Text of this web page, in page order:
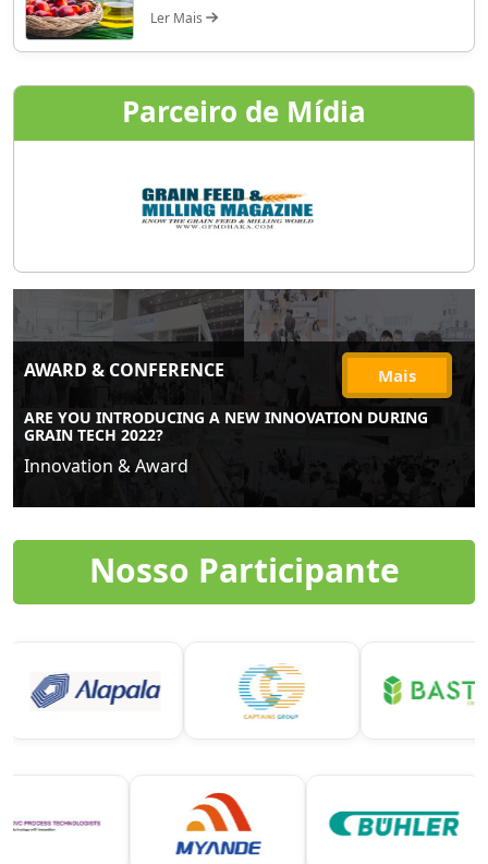
Ler Mais
Parceiro de Mídia
AWARD & CONFERENCE Mais
ARE YOU INTRODUCING A NEW INNOVATION DURING
GRAIN TECH 2022?
Innovation & Award
Nosso Participante